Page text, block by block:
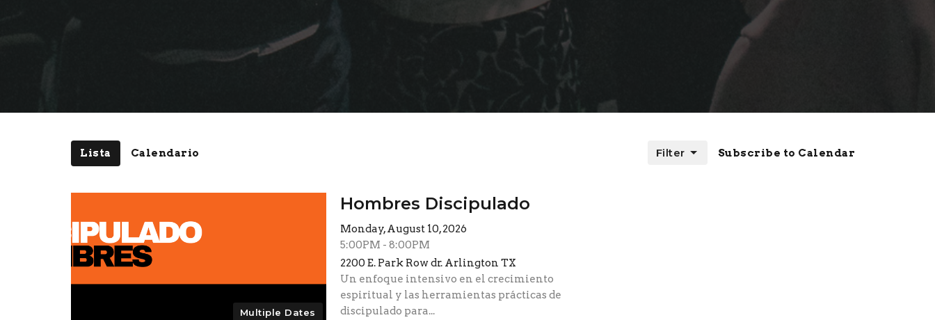
Lista Calendario Subscribe to Calendar
Filter
Multiple Dates
Hombres Discipulado
Monday, August 10, 2026
5:00PM - 8:00PM
2200 E. Park Row dr. Arlington TX
Un enfoque intensivo en el crecimiento
espiritual y las herramientas prácticas de
discipulado para...